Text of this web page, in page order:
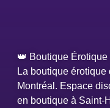
👑 Boutique
La boutique
Montréal. Espace
en boutique à Saint-